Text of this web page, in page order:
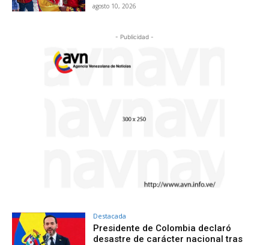
agosto 10, 2026
- Publicidad -
Destacada
Presidente de Colombia declaró
desastre de carácter nacional tras